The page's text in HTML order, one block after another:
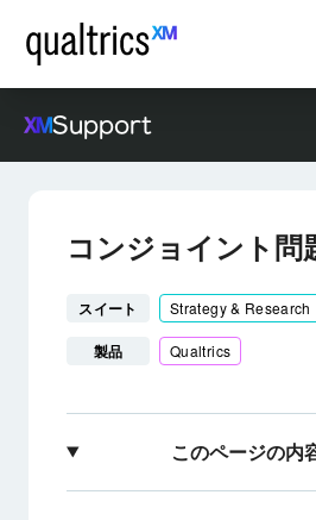
Support
コンジョイント問
スイート Strategy & Research
製品 Qualtrics
このページの内